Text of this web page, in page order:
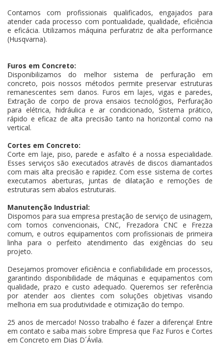
Contamos com profissionais qualificados, engajados para
atender cada processo com pontualidade, qualidade, eficiência
e eficácia. Utilizamos máquina perfuratriz de alta performance
(Husqvarna).
Furos em Concreto:
Disponibilizamos do melhor sistema de perfuração em
concreto, pois nossos métodos permite preservar estruturas
remanescentes sem danos. Furos em lajes, vigas e paredes,
Extração de corpo de prova ensaios tecnológios, Perfuração
para elétrica, hidráulica e ar condicionado, Sistema prático,
rápido e eficaz de alta precisão tanto na horizontal como na
vertical.
Cortes em Concreto:
Corte em laje, piso, parede e asfalto é a nossa especialidade.
Esses serviços são executados através de discos diamantados
com mais alta precisão e rapidez. Com esse sistema de cortes
executamos aberturas, juntas de dilatação e remoções de
estruturas sem abalos estruturais.
Manutenção Industrial:
Dispomos para sua empresa prestação de serviço de usinagem,
com tornos convencionais, CNC, Frezadora CNC e Frezza
comum, e outros equipamentos com profissionais de primeira
linha para o perfeito atendimento das exigências do seu
projeto.
Desejamos promover eficiência e confiabilidade em processos,
garantindo disponibilidade de máquinas e equipamentos com
qualidade, prazo e custo adequado. Queremos ser referência
por atender aos clientes com soluções objetivas visando
melhoria em sua produtividade e otimização do tempo.
25 anos de mercado! Nosso trabalho é fazer a diferença! Entre
em contato e saiba mais sobre Empresa que Faz Furos e Cortes
em Concreto em Dias D´Ávila.